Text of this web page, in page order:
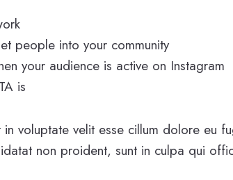
people into your community
your audience is active on Instagram
is
voluptate velit esse cillum dolore eu
non proident, sunt in culpa qui